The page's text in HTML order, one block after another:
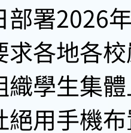
部署2026
求各地各
織學生集
絕用手機